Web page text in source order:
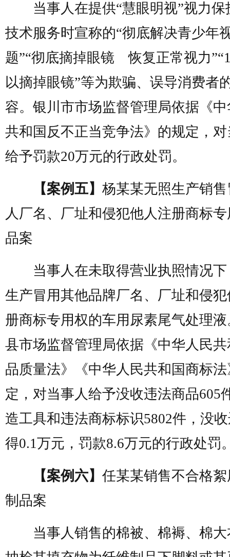
当事人在提供“慧眼明视”视力保
技术服务时宣称的“彻底解决青少年
题”“彻底摘掉眼镜 恢复正常视力
以摘掉眼镜”等为欺骗、误导消费者
容。银川市市场监督管理局依据《
共和国反不正当竞争法》的规定，
给予罚款20万元的行政处罚。
【案例五】 杨某某无照生产销
人厂名、厂址和侵犯他人注册商标
品案
当事人在未取得营业执照情况下
生产冒用其他品牌厂名、厂址和侵
册商标专用权的车用尿素尾气处理
县市场监督管理局依据《中华人民
品质量法》《中华人民共和国商标
定，对当事人给予没收违法商品605
造工具和违法商标标识5802件，没
得0.1万元，罚款8.6万元的行政处罚
【案例六】 任某某销售不合格
制品案
当事人销售的棉被、棉褥、棉大